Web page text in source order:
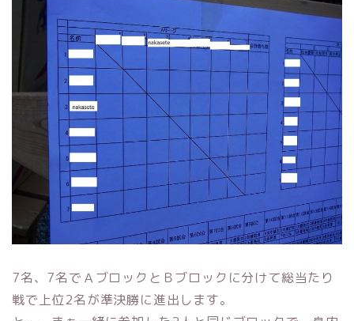
7名、7名でＡブロックとＢブロックに分けて総当たり
戦で上位2名が準決勝に進出します。